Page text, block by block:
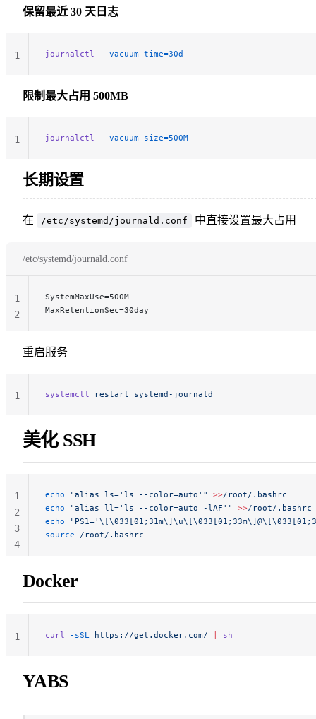
保留最近 30 天日志
journalctl --vacuum-time=30d
1
限制最大占用 500MB
journalctl --vacuum-size=500M
1
长期设置
在 /etc/systemd/journald.conf 中直接设置最大占用
/etc/systemd/journald.conf
SystemMaxUse=500M
MaxRetentionSec=30day
1
2
重启服务
systemctl restart systemd-journald
1
美化 SSH
echo "alias ls='ls --color=auto'" >>/root/.bashrc
echo "alias ll='ls --color=auto -lAF'" >>/root/.bashrc
echo
source /root/.bashrc
1
2
3
4
Docker
curl -sSL https://get.docker.com/ sh
1
YABS